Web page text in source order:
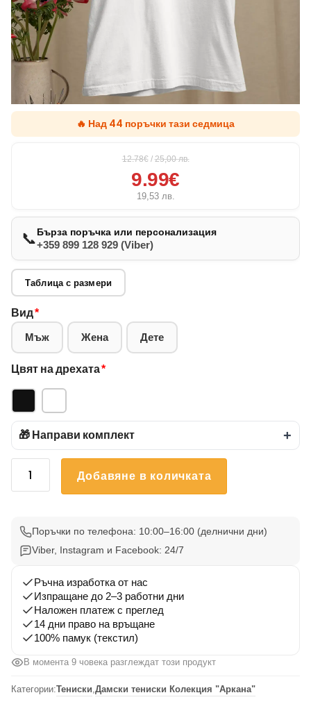
🔥 Над 44 поръчки тази седмица
12.78€ / 25,00лв.
9.99€
19,53 лв.
📞Бърза поръчка или персонализация
+359 899 128 929 (Viber)
Таблица с размери
Вид*
Мъж Жена Дете
Цвят на дрехата*
🎁 Направи комплект +
количество
26
Добавяне в количката
Поръчки по телефона: 10:00–16:00 (делнични дни)
Viber, Instagram и Facebook: 24/7
Ръчна изработка от нас
Изпращане до 2–3 работни дни
Наложен платеж с преглед
14 дни право на връщане
100% памук (текстил)
В момента 9 човека разглеждат този продукт
Категории:Тениски,Дамски тениски Колекция "Аркана"